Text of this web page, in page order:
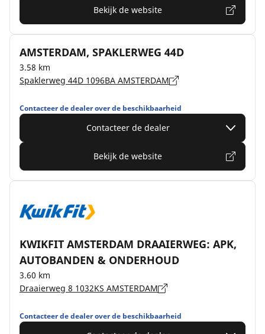
Bekijk de website
AMSTERDAM, SPAKLERWEG 44D
3.58 km
Spaklerweg 44D 1096BA AMSTERDAM
Contacteer de dealer over de beschikbaarheid
Contacteer de dealer
Bekijk de website
KWIKFIT AMSTERDAM DRAAIERWEG: APK,
AUTOBANDEN & ONDERHOUD
3.60 km
Draaierweg 8 1032KS AMSTERDAM
Contacteer de dealer over de beschikbaarheid